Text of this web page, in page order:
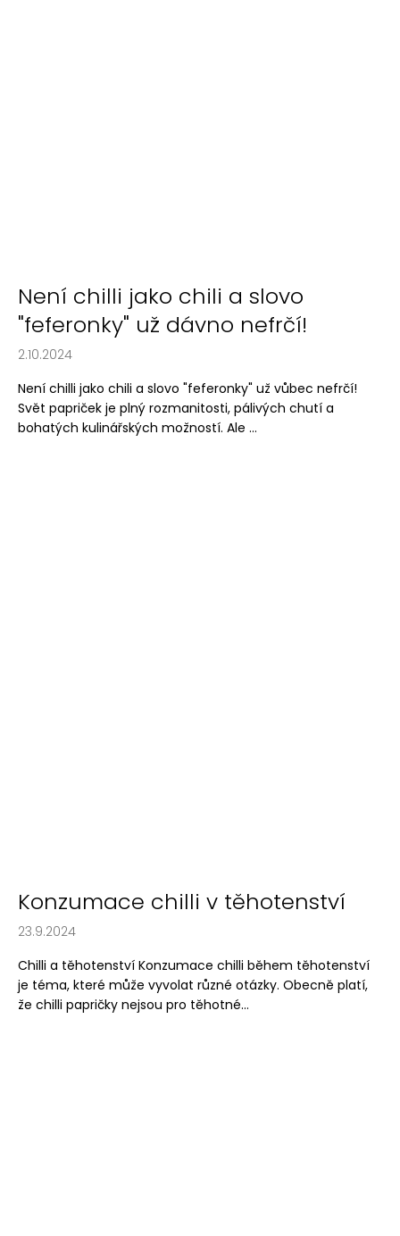
Není chilli jako chili a slovo
"feferonky" už dávno nefrčí!
2.10.2024
Není chilli jako chili a slovo "feferonky" už vůbec nefrčí!
Svět papriček je plný rozmanitosti, pálivých chutí a
bohatých kulinářských možností. Ale ...
Konzumace chilli v těhotenství
23.9.2024
Chilli a těhotenství Konzumace chilli během těhotenství
je téma, které může vyvolat různé otázky. Obecně platí,
že chilli papričky nejsou pro těhotné...